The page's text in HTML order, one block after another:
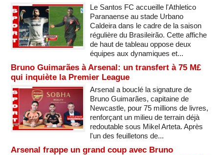
Le Santos FC accueille l'Athletico
Paranaense au stade Urbano
Caldeira dans le cadre de la saison
régulière du Brasileirão. Cette affiche
de haut de tableau oppose deux
équipes aux dynamiques et...
Bruno Guimarães à Arsenal: un transfert à 75 M£
qui inquiète la Premier League
Arsenal a bouclé la signature de
Bruno Guimarães, capitaine de
Newcastle, pour 75 millions de livres,
renforçant un milieu de terrain déjà
redoutable sous Mikel Arteta. Après
l'un des feuilletons de...
Arsenal frappe un grand coup avec Bruno